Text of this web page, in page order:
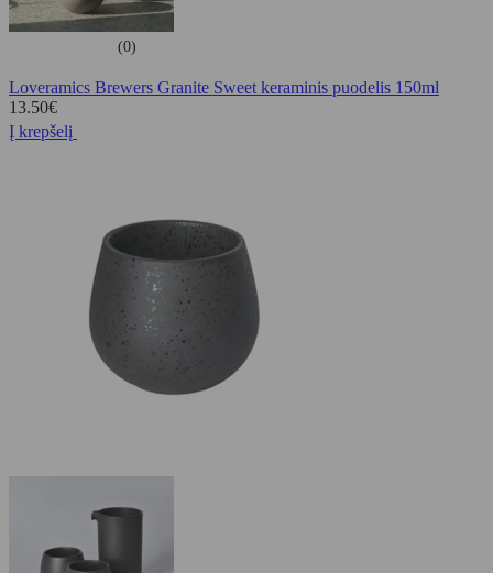
(0)
Loveramics Brewers Granite Sweet keraminis puodelis 150ml
13.50€
Į krepšelį